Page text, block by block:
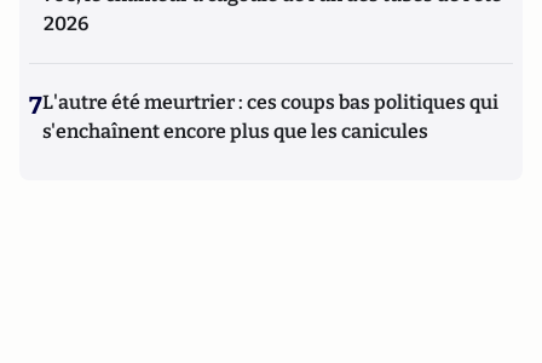
2026
7L'autre été meurtrier : ces coups bas politiques qui
s'enchaînent encore plus que les canicules